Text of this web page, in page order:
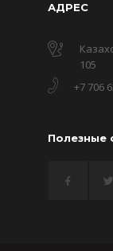
АДРЕС
105
+7 706
Полезные